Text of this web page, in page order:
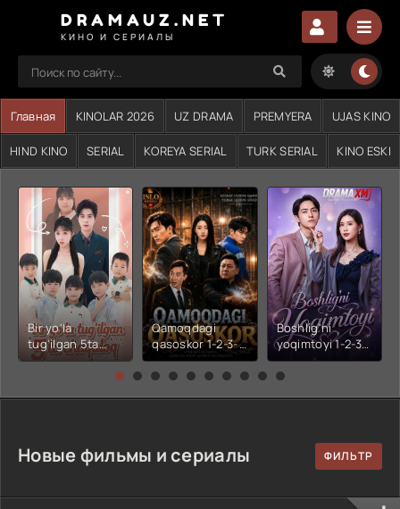
DRAMAUZ.NET
КИНО И СЕРИАЛЫ
Главная KINOLAR 2026 UZ DRAMA PREMYERA UJAS KINO
HIND KINO SERIAL KOREYA SERIAL TURK SERIAL KINO ESKI
Bir yo'la
tug'ilgan 5ta
chaqaloq 1-2-3-
tilida Barcha
Qamoqdagi
qasoskor 1-2-3-
4-5-6-7-10-20-
30-50-60-70-80-
qismlar 2026 HD
Boshlig'ni
yoqimtoyi 1-2-3-
4-5-6-7-10-20-
30-50-60-70-80-
tilida Barcha
qismlar 2026 HD
skachat
Новые фильмы и сериалы